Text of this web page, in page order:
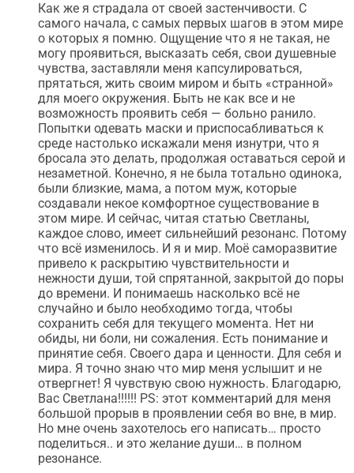
Как же я страдала от своей застенчивости. С
самого начала, с самых первых шагов в этом мире
о которых я помню. Ощущение что я не такая, не
могу проявиться, высказать себя, свои душевные
чувства, заставляли меня капсулироваться,
прятаться, жить своим миром и быть «странной»
для моего окружения. Быть не как все и не
возможность проявить себя — больно ранило.
Попытки одевать маски и приспосабливаться к
среде настолько искажали меня изнутри, что я
бросала это делать, продолжая оставаться серой и
незаметной. Конечно, я не была тотально одинока,
были близкие, мама, а потом муж, которые
создавали некое комфортное существование в
этом мире. И сейчас, читая статью Светланы,
каждое слово, имеет сильнейший резонанс. Потому
что всё изменилось. И я и мир. Моё саморазвитие
привело к раскрытию чувствительности и
нежности души, той спрятанной, закрытой до поры
до времени. И понимаешь насколько всё не
случайно и было необходимо тогда, чтобы
сохранить себя для текущего момента. Нет ни
обиды, ни боли, ни сожаления. Есть понимание и
принятие себя. Своего дара и ценности. Для себя и
мира. Я точно знаю что мир меня услышит и не
отвергнет! Я чувствую свою нужность. Благодарю,
Вас Светлана!!!!!! PS: этот комментарий для меня
большой прорыв в проявлении себя во вне, в мир.
Но мне очень захотелось его написать… просто
поделиться.. и это желание души… в полном
резонансе.